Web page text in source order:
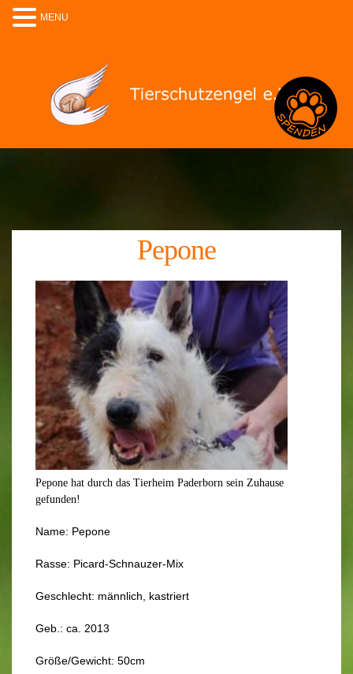
Pepone
Pepone hat durch das Tierheim Paderborn sein Zuhause
gefunden!
Name: Pepone
Rasse: Picard-Schnauzer-Mix
Geschlecht: männlich, kastriert
Geb.: ca. 2013
Größe/Gewicht: 50cm
MENU